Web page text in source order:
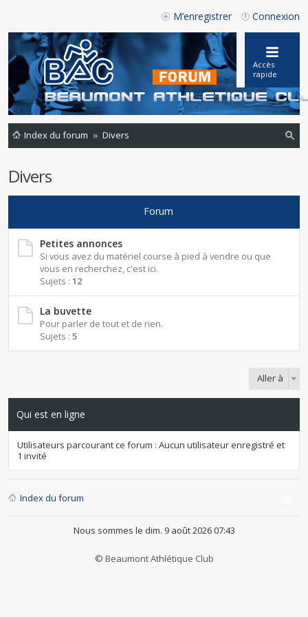
Connexion
M’enregistrer
Accès
rapide
Index du forum
Divers
rc
Divers
Forum
Petites annonces
Si vous avez du matériel course à pied à vendre ou que
vous en recherchez, c'est ici.
Sujets : 12
La buvette
Pour parler de tout et de rien.
Sujets : 5
Aller à
Qui est en ligne
Utilisateurs parcourant ce forum : Aucun utilisateur enregistré et
1 invité
Index du forum
Nous sommes le dim. 9 août 2026 07:43
© Beaumont Athlétique Club